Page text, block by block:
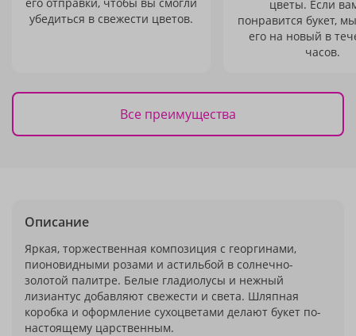
убедиться в свежести цветов.
цветы. Если
понравится букет,
его на новый в
часов.
Все преимущества
Описание
Яркая, торжественная композиция с георгинами,
пионовидными розами и астильбой в солнечно-
золотой палитре. Белые гладиолусы и нежный
лизиантус добавляют свежести и света. Шляпная
коробка и оформление сухоцветами делают букет по-
настоящему царственным.